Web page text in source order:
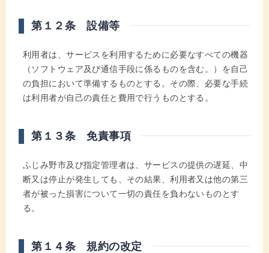
第１２条 設備等
利用者は、サービスを利用するために必要なすべての機器
（ソフトウェア及び通信手段に係るものを含む。）を自己
の負担において準備するものとする。その際、必要な手続
は利用者が自己の責任と費用で行うものとする。
第１３条 免責事項
ふじみ野市及び指定管理者は、サービスの提供の遅延、中
断又は停止が発生しても、その結果、利用者又は他の第三
者が被った損害について一切の責任を負わないものとす
る。
第１４条 規約の改定